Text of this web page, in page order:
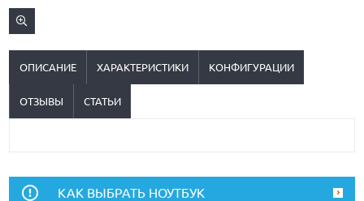
ОПИСАНИЕ ХАРАКТЕРИСТИКИ КОНФИГУРАЦИИ
ОТЗЫВЫ СТАТЬИ
КАК ВЫБРАТЬ НОУТБУК